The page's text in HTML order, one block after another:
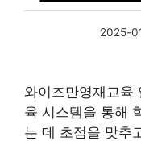
2025-
와이즈만영재교육
육 시스템을 통해
는 데 초점을 맞추